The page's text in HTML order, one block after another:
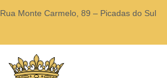
Rua Monte Carmelo, 89 – Picadas do Sul